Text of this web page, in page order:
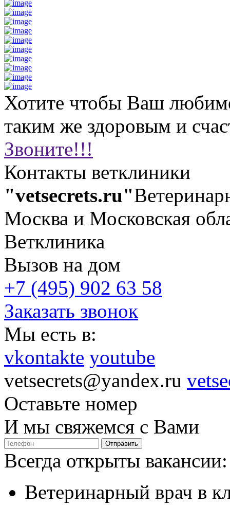
Хотите чтобы Ваш
таким же здоровым и
Звоните!!!
Контакты ветклиники
"vetsecrets.ru"
Москва и Московская
Ветклиника
Вызов на дом
+7 (495) 902 63 58
Заказать звонок
Мы есть в:
vkontakte youtube
vetsecrets@yandex.ru
Оставьте номер
И мы свяжемся с Вами
Отправить
Всегда открыты вакансии:
Ветеринарный врач в